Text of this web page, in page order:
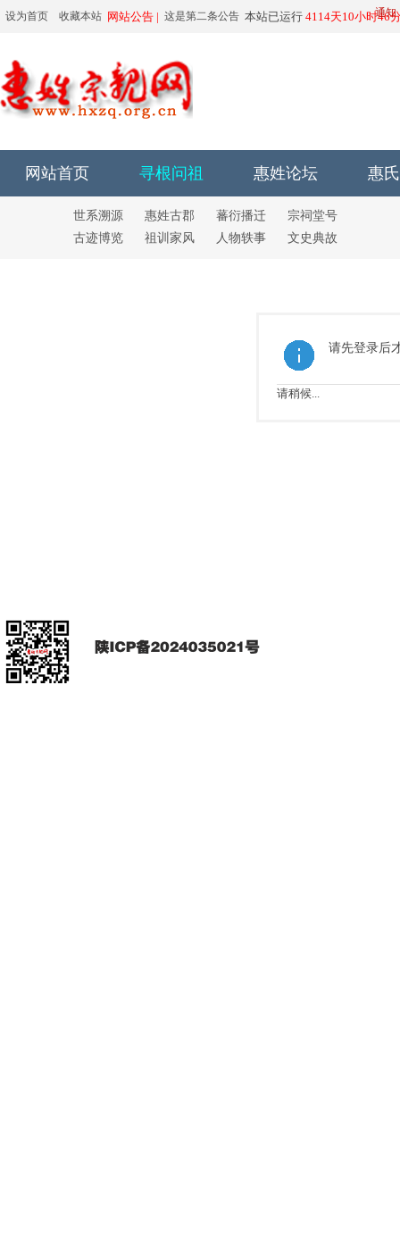
设为首页 收藏本站 本站已运行 4114天10小时46
网站公告 | 这是第二条公告
网站首页 寻根问祖 惠姓论坛 惠
世系溯源 惠姓古郡 蕃衍播迁
宗祠堂号
古迹博览
祖训家风 人物轶事 文史典故
请先登录后
请稍候...
通知
由于有人恶意运用